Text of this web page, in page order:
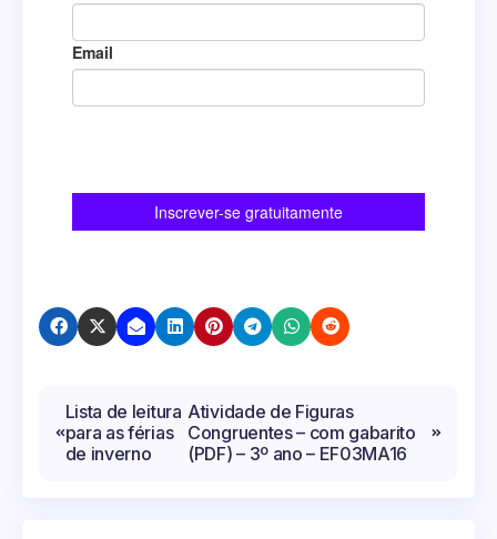
Navegação
de
Lista de leitura
para as férias
de inverno
Atividade de Figuras
Congruentes – com gabarito
(PDF) – 3º ano – EF03MA16